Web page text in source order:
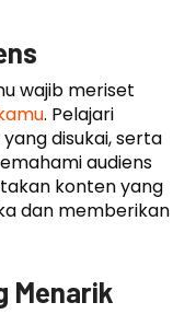
wajib meriset
. Pelajari
disukai, serta
audiens
konten yang
dan memberikan
Menarik